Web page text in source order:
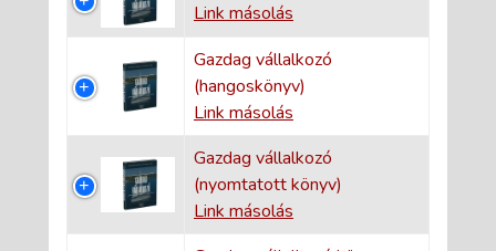
Link másolás
Gazdag vállalkozó
(hangoskönyv)
Link másolás
Gazdag vállalkozó
(nyomtatott könyv)
Link másolás